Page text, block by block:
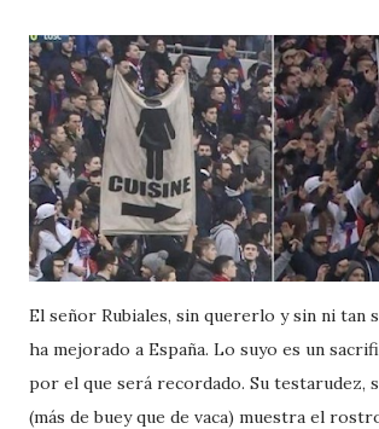
El señor Rubiales, sin quererlo y sin ni tan
ha mejorado a España. Lo suyo es un
por el que será recordado. Su testarudez,
(más de buey que de vaca) muestra el